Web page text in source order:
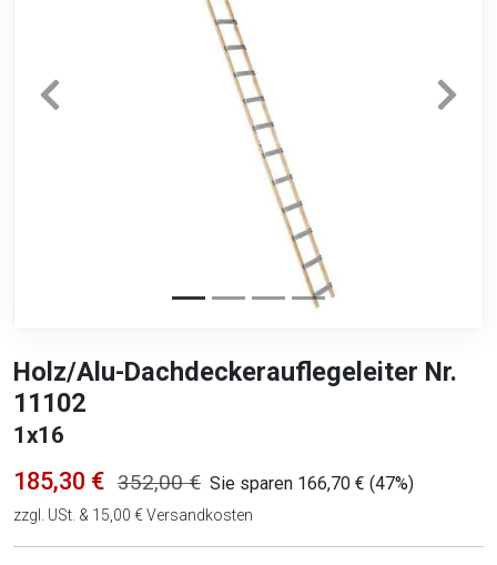
Holz/Alu-Dachdeckerauflegeleiter Nr.
11102
1x16
185,30 € 352,00 € Sie sparen 166,70 € (47%)
zzgl. USt. & 15,00 € Versandkosten